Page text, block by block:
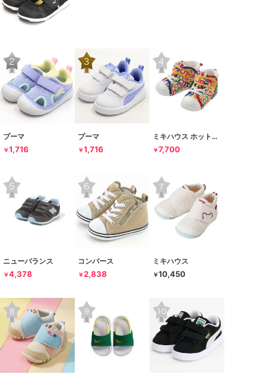
プーマ
￥1,716
プーマ
￥1,716
ミキハウス ホットビスケッツ
￥7,700
ニューバランス
￥4,378
コンバース
￥2,838
ミキハウス
￥10,450